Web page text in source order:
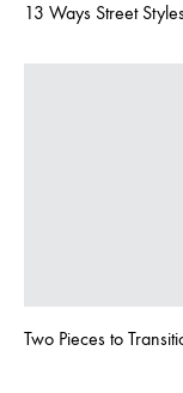
13 Ways Street
Two Pieces to